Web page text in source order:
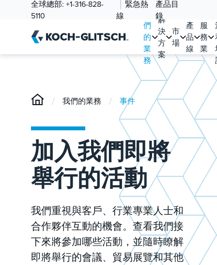
全球總部: +1-316-828-
5110
緊急熱
線
產品目
錄
們
的
業
務
解
決
方
案
市
場
產
品
線
服
務
業
/ 我們的業務 / 事件
加入我們即將
舉行的活動
我們重視與客戶、行業專業人士和
合作夥伴互動的機會。查看我們接
下來將參加哪些活動，並隨時瞭解
即將舉行的會議、貿易展覽和其他